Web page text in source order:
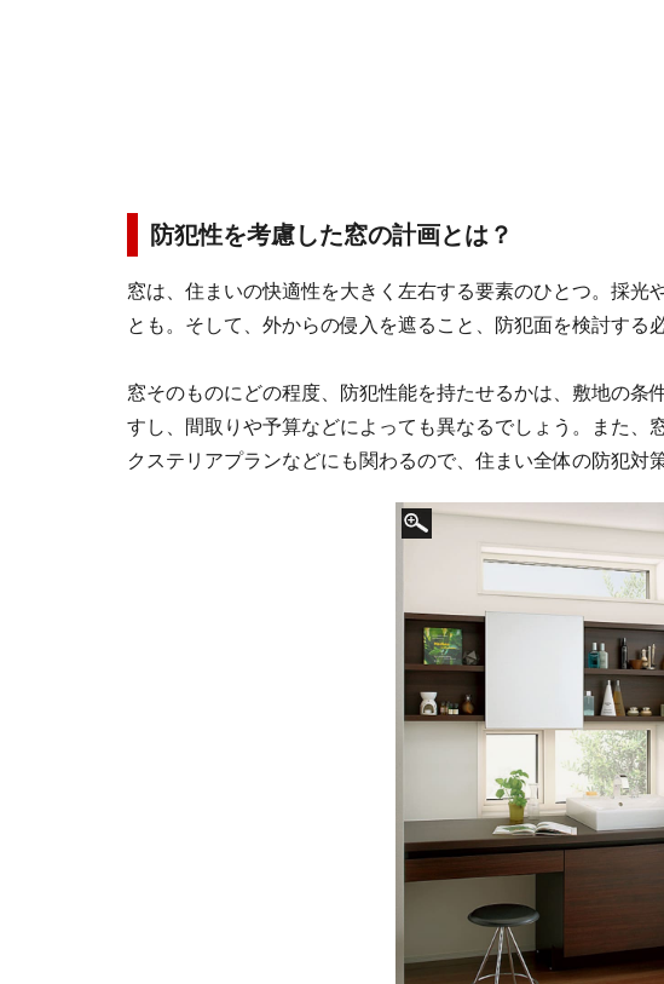
防犯性を考慮した窓の計画とは？
窓は、住まいの快適性を大きく左右する要素のひとつ。採光
とも。そして、外からの侵入を遮ること、防犯面を検討する
窓そのものにどの程度、防犯性能を持たせるかは、敷地の条
すし、間取りや予算などによっても異なるでしょう。また、
クステリアプランなどにも関わるので、住まい全体の防犯対